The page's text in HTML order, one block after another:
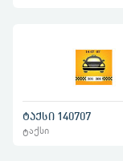
ტაქსი 140707
ტაქსი